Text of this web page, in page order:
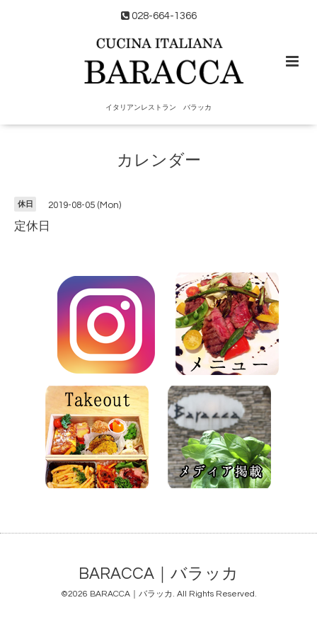
028-664-1366
イタリアンレストラン バラッカ
カレンダー
休日 2019-08-05 (Mon)
定休日
BARACCA｜バラッカ
©2026 BARACCA｜バラッカ . All Rights Reserved.